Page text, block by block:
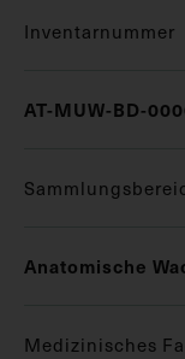
Inventarnummer
AT-MUW-BD-
Anatomische
Medizinisches